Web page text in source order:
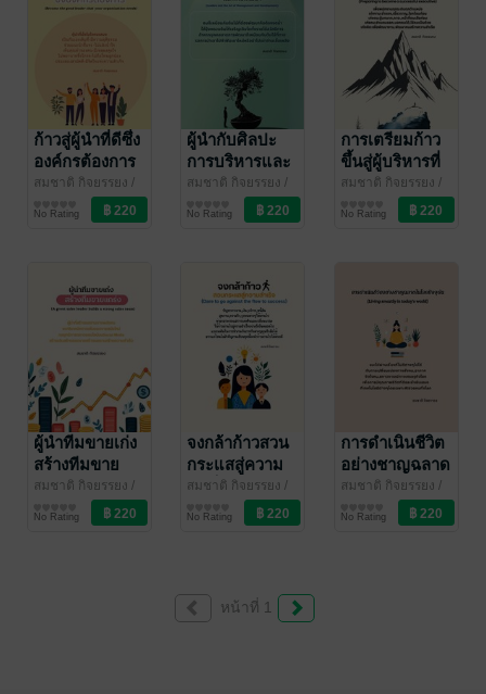
efficiency in
life)
ก้าวสู่ผู้นำที่ดีซึ่ง
องค์กรต้องการ
(Become the
good leader
that your
สมชาติ กิจยรรยง /
สมชาติไอบีซี
บริหารจัดการ
No Rating
ผู้นำกับศิลปะ
การบริหารและ
การพัฒนา
(Leaders and
the Art of
Development)
สมชาติ กิจยรรยง /
สมชาติไอบีซี
บริหารจัดการ
No Rating
การเตรียมก้าว
ขึ้นสู่ผู้บริหารที่
ประสบความ
(Preparing to
executive)
สมชาติ กิจยรรยง /
สมชาติไอบีซี
บริหารจัดการ
No Rating
ผู้นำทีมขายเก่ง
สร้างทีมขาย
แกร่ง (A great
sales leader
builds a
สมชาติ กิจยรรยง /
สมชาติไอบีซี
บริหารจัดการ
No Rating
จงกล้าก้าวสวน
กระแสสู่ความ
สำเร็จ (Dare to
go against the
สมชาติ กิจยรรยง /
สมชาติไอบีซี
บริหารจัดการ
No Rating
การดำเนินชีวิต
อย่างชาญฉลาด
ในโลกปัจจุบัน
smartly in
สมชาติ กิจยรรยง /
สมชาติไอบีซี
บริหารจัดการ
No Rating
หน้าที่ 1